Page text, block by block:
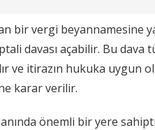
bir vergi beyannamesine
davası açabilir. Bu
ve itirazın hukuka uygun
karar verilir.
önemli bir yere